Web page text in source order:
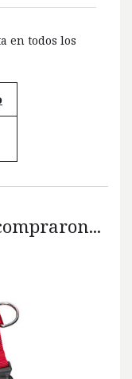
en todos los